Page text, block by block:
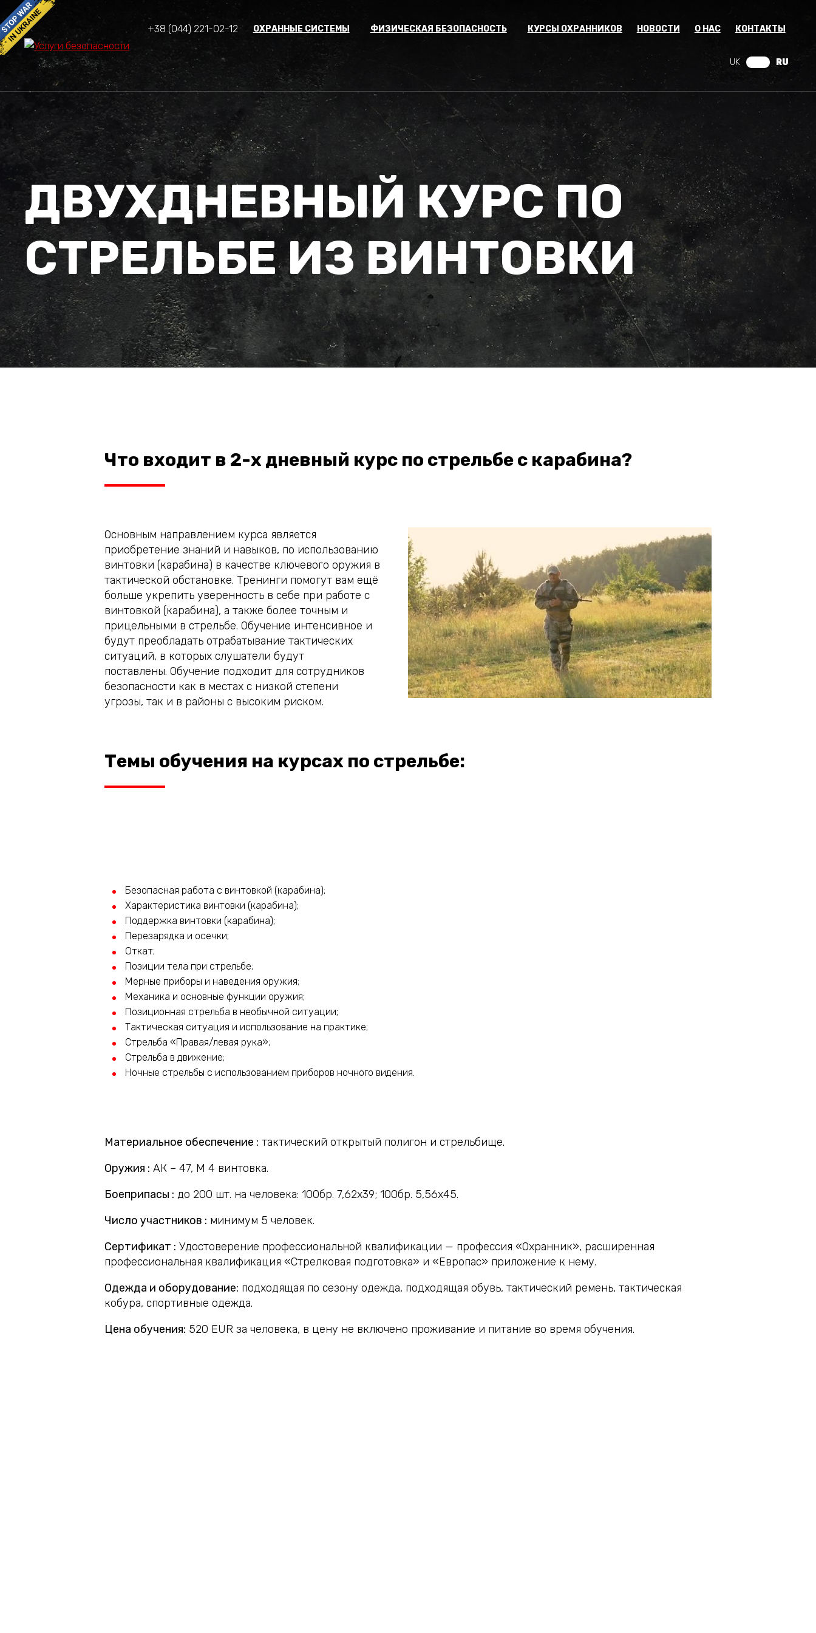
+38 (044) 221-02-12
UK RU
ОХРАННЫЕ СИСТЕМЫ ФИЗИЧЕСКАЯ БЕЗОПАСНОСТЬ КУРСЫ ОХРАННИКОВ НОВОСТИ О НАС КОНТАКТЫ
ДВУХДНЕВНЫЙ КУРС ПО
СТРЕЛЬБЕ ИЗ ВИНТОВКИ
Что входит в 2-х дневный курс по стрельбе с карабина?
Основным направлением курса является
приобретение знаний и навыков, по использованию
винтовки (карабина) в качестве ключевого оружия в
тактической обстановке. Тренинги помогут вам ещё
больше укрепить уверенность в себе при работе с
винтовкой (карабина), а также более точным и
прицельными в стрельбе. Обучение интенсивное и
будут преобладать отрабатывание тактических
ситуаций, в которых слушатели будут
поставлены. Обучение подходит для сотрудников
безопасности как в местах с низкой степени
угрозы, так и в районы с высоким риском.
Темы обучения на курсах по стрельбе:
Безопасная работа с винтовкой (карабина);
Характеристика винтовки (карабина);
Поддержка винтовки (карабина);
Перезарядка и осечки;
Откат;
Позиции тела при стрельбе;
Мерные приборы и наведения оружия;
Механика и основные функции оружия;
Позиционная стрельба в необычной ситуации;
Тактическая ситуация и использование на практике;
Стрельба «Правая/левая рука»;
Стрельба в движение;
Ночные стрельбы с использованием приборов ночного видения.
Материальное обеспечение : тактический открытый полигон и стрельбище.
Оружия : АК – 47, M 4 винтовка.
Боеприпасы : до 200 шт. на человека: 100бр. 7,62х39; 100бр. 5,56х45.
Число участников : минимум 5 человек.
Сертификат : Удостоверение профессиональной квалификации — профессия «Охранник», расширенная
профессиональная квалификация «Стрелковая подготовка» и «Европас» приложение к нему.
Одежда и оборудование: подходящая по сезону одежда, подходящая обувь, тактический ремень, тактическая
кобура, спортивные одежда.
Цена обучения: 520 EUR за человека, в цену не включено проживание и питание во время обучения.